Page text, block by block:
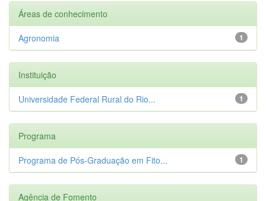
Áreas de conhecimento
1
Agronomia
Instituição
1
Universidade Federal Rural do Rio...
Programa
1
Programa de Pós-Graduação em Fito...
Agência de Fomento